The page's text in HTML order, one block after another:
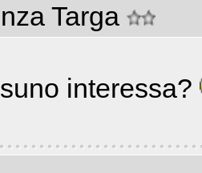
Targa
interessa?